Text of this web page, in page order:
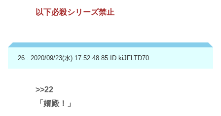
以下必殺シリーズ禁止
26 : 2020/09/23(水) 17:52:48.85 ID:kiJFLTD70
>>22
「婿殿！」